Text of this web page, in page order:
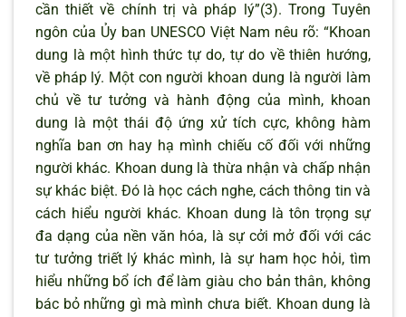
cần thiết về chính trị và pháp lý”(3). Trong Tuyên
ngôn của Ủy ban UNESCO Việt Nam nêu rõ: “Khoan
dung là một hình thức tự do, tự do về thiên hướng,
về pháp lý. Một con người khoan dung là người làm
chủ về tư tưởng và hành động của mình, khoan
dung là một thái độ ứng xử tích cực, không hàm
nghĩa ban ơn hay hạ mình chiếu cố đối với những
người khác. Khoan dung là thừa nhận và chấp nhận
sự khác biệt. Đó là học cách nghe, cách thông tin và
cách hiểu người khác. Khoan dung là tôn trọng sự
đa dạng của nền văn hóa, là sự cởi mở đối với các
tư tưởng triết lý khác mình, là sự ham học hỏi, tìm
hiểu những bổ ích để làm giàu cho bản thân, không
bác bỏ những gì mà mình chưa biết. Khoan dung là